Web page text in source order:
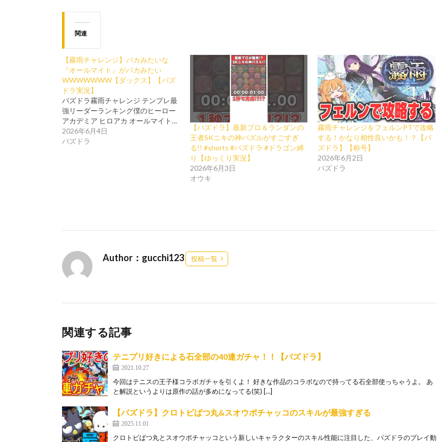
関連
【霧雨チャレンジ】バカみたいな
『オールマイト』がバカみたい
WWWWWWW【ダックス】【パズ
ドラ実況】
パズドラ霧雨チャレンジ テンプレ最
強リーダーランキング僕のヒーロー
アカデミア ヒロアカ オールマイト…
2026年6月4日
パズドラ
【パズドラ】最新プロ＆ランダンの
王者SKニキの神パズルがすごすぎ
る!! #shorts #パズドラ #ドラゴン縛
り【ゆっくり実況】
2026年6月3日
オウキ
霧雨チャレンジをフェルンPTで攻略
する！かなり相性良いかも！？【パ
ズドラ】【称号】
2026年6月2日
パズドラ
Author：gucchi123 投稿一覧
関連する記事
テニプリ好きによる石全部の40連ガチャ！！【パズドラ】
2021.10.27
今回はテニスの王子様コラボガチャを引くよ！ 好きな作品のコラボなので持ってる石全部使っちゃうよ。 あ
と解説というよりは原作の話が多めになってる(笑) […]
【パズドラ】クロトビばつ丸&スオウポチャッコのスキルが最強すぎる
2025.11.01
クロトビばつ丸とスオウポチャッコという新しいキャラクターのスキル性能に注目した、パズドラのプレイ動